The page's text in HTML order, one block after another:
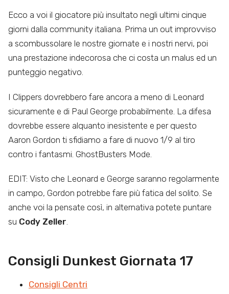
Ecco a voi il giocatore più insultato negli ultimi cinque
giorni dalla community italiana. Prima un out improvviso
a scombussolare le nostre giornate e i nostri nervi, poi
una prestazione indecorosa che ci costa un malus ed un
punteggio negativo.
I Clippers dovrebbero fare ancora a meno di Leonard
sicuramente e di Paul George probabilmente. La difesa
dovrebbe essere alquanto inesistente e per questo
Aaron Gordon ti sfidiamo a fare di nuovo 1/9 al tiro
contro i fantasmi. GhostBusters Mode.
EDIT: Visto che Leonard e George saranno regolarmente
in campo, Gordon potrebbe fare più fatica del solito. Se
anche voi la pensate così, in alternativa potete puntare
su Cody Zeller.
Consigli Dunkest Giornata 17
Consigli Centri